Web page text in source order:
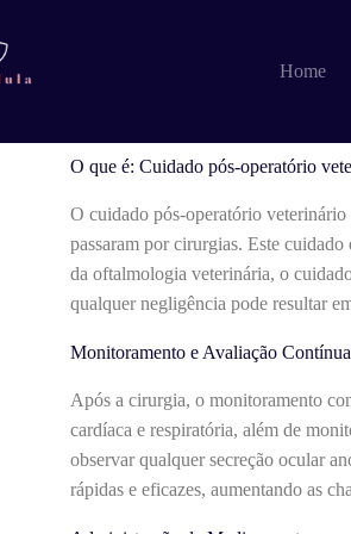
Home
O que é:
O que é: Cuidado pós-operatório
O cuidado pós-operatório veterinário
passaram por cirurgias. Este
da oftalmologia veterinária, o
qualquer negligência pode resultar
Monitoramento e Avaliação Contínua
Após a cirurgia, o monitoramento
cardíaca e respiratória, além de
observar qualquer secreção ocular
rápidas e eficazes, aumentando as